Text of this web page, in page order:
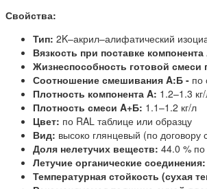
Свойства:
Тип: 2K–акрил–алифатический
Вязкость при поставке компонента
Жизнеспособность готовой смеси
Соотношение смешивания A:Б -по
Плотность компонента A: 1.2–1.3
Плотность смеси A+Б: 1.1–1.2 кг/л
Цвет: по RAL таблице или образцу
Вид: высоко глянцевый (по
Доля нелетучих веществ: 44.0 %
Летучие органические соединения:
Температурная стойкость (сухая